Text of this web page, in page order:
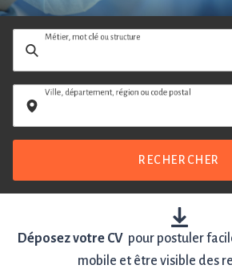
Métier, mot clé ou structure
Ville, département, région ou code postal
RECHERCHER
Déposez votre CVpour postuler
mobile et être visible des